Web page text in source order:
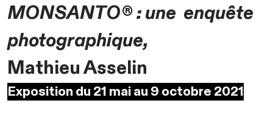
MONSANTO® : une enquête
photographique,
Mathieu Asselin
Exposition du 21 mai au 9 octobre 2021